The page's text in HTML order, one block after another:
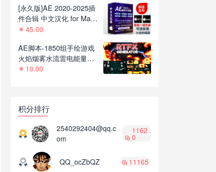
[永久版]AE 2020-2025插
件合辑 中文汉化 for Mac
苹果系统三维模型光效粒
装包
45.00
AE脚本-1850组手绘游戏
火焰烟雾水流雷电能量MG
动画+通道视频素材
10.00
积分排行
2540292404@qq.c
om
1162
0
QQ_ocZbQZ 11165